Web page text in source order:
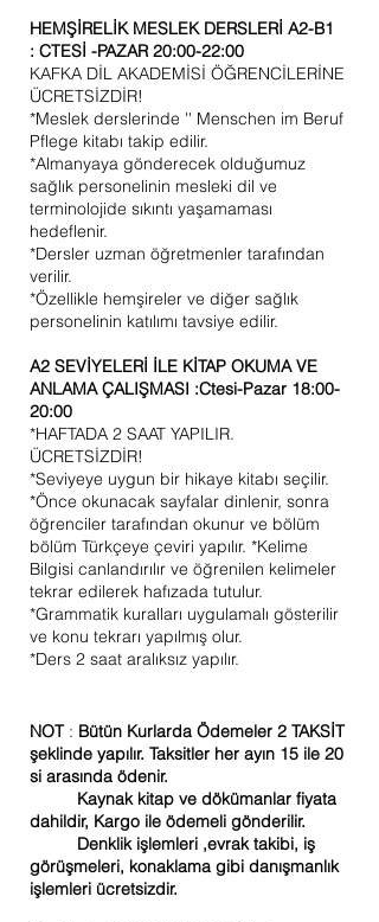
HEMŞİRELİK MESLEK DERSLERİ A2-B1
: CTESİ -PAZAR 20:00-22:00
KAFKA DİL AKADEMİSİ ÖĞRENCİLERİNE
ÜCRETSİZDİR!
*Meslek derslerinde '' Menschen im Beruf
Pflege kitabı takip edilir.
*Almanyaya gönderecek olduğumuz
sağlık personelinin mesleki dil ve
terminolojide sıkıntı yaşamaması
hedeflenir.
*Dersler uzman öğretmenler tarafından
verilir.
*Özellikle hemşireler ve diğer sağlık
personelinin katılımı tavsiye edilir.
A2 SEVİYELERİ İLE KİTAP OKUMA VE
ANLAMA ÇALIŞMASI :Ctesi-Pazar 18:00-
20:00
*HAFTADA 2 SAAT YAPILIR.
ÜCRETSİZDİR!
*Seviyeye uygun bir hikaye kitabı seçilir.
*Önce okunacak sayfalar dinlenir, sonra
öğrenciler tarafından okunur ve bölüm
bölüm Türkçeye çeviri yapılır. *Kelime
Bilgisi canlandırılır ve öğrenilen kelimeler
tekrar edilerek hafızada tutulur.
*Grammatik kuralları uygulamalı gösterilir
ve konu tekrarı yapılmış olur.
*Ders 2 saat aralıksız yapılır.
NOT : Bütün Kurlarda Ödemeler 2 TAKSİT
şeklinde yapılır. Taksitler her ayın 15 ile 20
si arasında ödenir.
Kaynak kitap ve dökümanlar fiyata
dahildir, Kargo ile ödemeli gönderilir.
Denklik işlemleri ,evrak takibi, iş
görüşmeleri, konaklama gibi danışmanlık
işlemleri ücretsizdir.